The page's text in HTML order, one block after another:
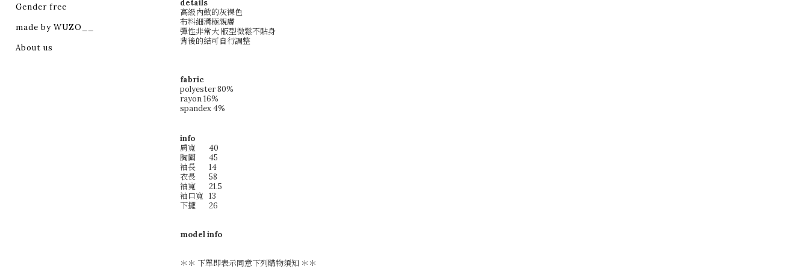
Gender free
made by WUZO__
About us
details
高級內斂的灰裸色
布料細滑極親膚
彈性非常大 版型微鬆不貼身
背後的結可自行調整
fabric
polyester 80%
rayon 16%
spandex 4%
info
肩寬
40
胸圍
45
袖長
14
衣長
58
袖寬
21.5
袖口寬 13
下擺
26
model info
＊＊ 下單即表示同意下列購物須知 ＊＊